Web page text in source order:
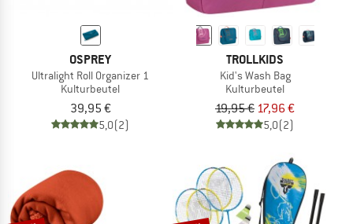
OSPREY
Ultralight Roll Organizer 1
Kulturbeutel
39,95 €
5,0(2)
TROLLKIDS
Kid's Wash Bag
Kulturbeutel
19,95 € 17,96 €
5,0(2)